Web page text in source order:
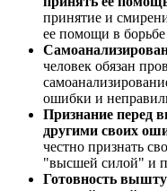
принятие и
ее помощи в
человек обязан
ошибки и
Признание перед
другими своих
честно признать
"высшей силой" и
Готовность